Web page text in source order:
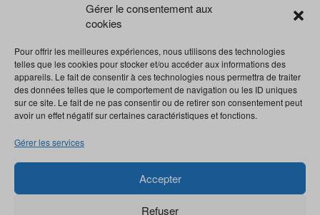
Gérer le consentement aux
cookies
Pour offrir les meilleures expériences, nous utilisons des technologies
telles que les cookies pour stocker et/ou accéder aux informations des
appareils. Le fait de consentir à ces technologies nous permettra de traiter
des données telles que le comportement de navigation ou les ID uniques
sur ce site. Le fait de ne pas consentir ou de retirer son consentement peut
avoir un effet négatif sur certaines caractéristiques et fonctions.
Gérer les services
Accepter
Refuser